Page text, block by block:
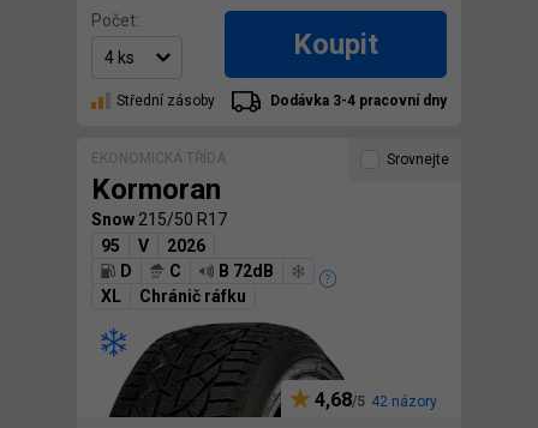
Počet:
Koupit
Střední zásoby Dodávka 3-4 pracovní dny
EKONOMICKÁ TŘÍDA
Kormoran
Snow 215/50 R17
95
V
2026
D
C
B 72dB
XL
Chránič ráfku
4,68 42 názory
Srovnejte